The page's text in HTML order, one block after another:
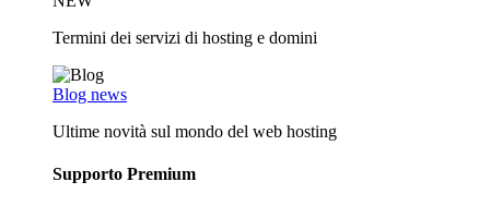
Termini dei servizi di hosting e domini
Blog news
Ultime novità sul mondo del web hosting
Supporto Premium